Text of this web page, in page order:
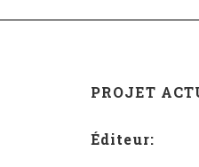
PROJET
Éditeur: